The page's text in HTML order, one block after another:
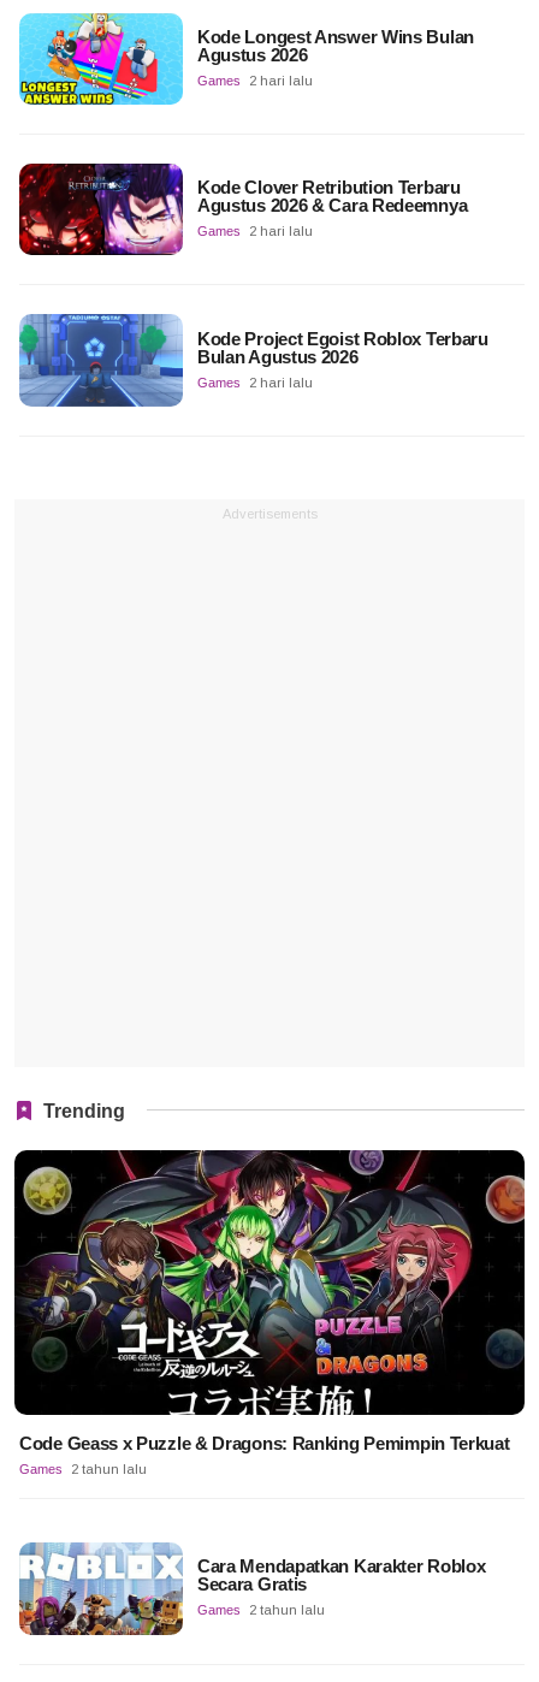
Kode Longest Answer Wins Bulan
Agustus 2026
Games 2 hari lalu
Kode Clover Retribution Terbaru
Agustus 2026 & Cara Redeemnya
Games 2 hari lalu
Kode Project Egoist Roblox Terbaru
Bulan Agustus 2026
Games 2 hari lalu
Advertisements
Trending
Code Geass x Puzzle & Dragons: Ranking Pemimpin Terkuat
Games 2 tahun lalu
Cara Mendapatkan Karakter Roblox
Secara Gratis
Games 2 tahun lalu